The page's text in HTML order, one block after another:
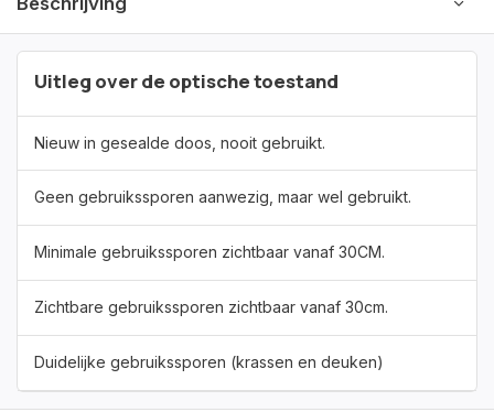
Uitleg over de optische toestand
Nieuw in gesealde doos, nooit gebruikt.
Geen gebruikssporen aanwezig, maar wel gebruikt.
Minimale gebruikssporen zichtbaar vanaf 30CM.
Zichtbare gebruikssporen zichtbaar vanaf 30cm.
Duidelijke gebruikssporen (krassen en deuken)